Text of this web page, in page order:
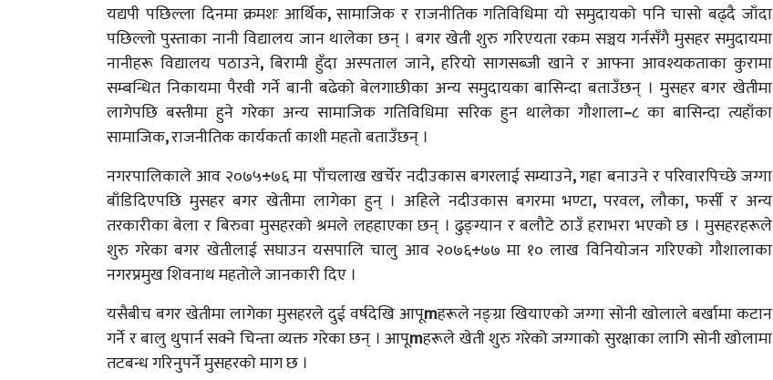
यद्यपी पछिल्ला दिनमा क्रमशः आर्थिक, सामाजिक र राजनीतिक गतिविधिमा यो समुदायको पनि चासो बढ्दै जाँदा
पछिल्लो पुस्ताका नानी विद्यालय जान थालेका छन् । बगर खेती शुरु गरिएयता रकम सञ्चय गर्नसँगै मुसहर समुदायमा
नानीहरू विद्यालय पठाउने,बिरामी हुँदा अस्पताल जाने, हरियो सागसब्जी खाने र आफ्ना आवश्यकताका कुरामा
सम्बन्धित निकायमा पैरवी गर्ने बानी बढेको बेलगाछीका अन्य समुदायका बासिन्दा बताउँछन् । मुसहर बगर खेतीमा
लागेपछि बस्तीमा हुने गरेका अन्य सामाजिक गतिविधिमा सरिक हुन थालेका गौशाला–८ का बासिन्दा त्यहाँका
सामाजिक,राजनीतिक कार्यकर्ता काशी महतो बताउँछन् ।
नगरपालिकाले आव २०७५÷७६ मा पाँचलाख खर्चेर नदीउकास बगरलाई सम्याउने,गह्रा बनाउने र परिवारपिच्छे जग्गा
बाँडिदिएपछि मुसहर बगर खेतीमा लागेका हुन् । अहिले नदीउकास बगरमा भण्टा,परवल, लौका, फर्सी र अन्य
तरकारीका बेला र बिरुवा मुसहरको श्रमले लहहाएका छन् । ढुङ्ग्यान र बलौटे ठाउँ हराभरा भएको छ । मुसहरहरूले
शुरु गरेका बगर खेतीलाई सघाउन यसपालि चालु आव २०७६÷७७ मा १० लाख विनियोजन गरिएको गौशालाका
नगरप्रमुख शिवनाथ महतोले जानकारी दिए ।
यसैबीच बगर खेतीमा लागेका मुसहरले दुई वर्षदेखि आपूmहरूले नङ्ग्रा खियाएको जग्गा सोनी खोलाले बर्खामा कटान
गर्ने र बालु थुपार्न सक्ने चिन्ता व्यक्त गरेका छन् । आपूmहरूले खेती शुरु गरेको जग्गाको सुरक्षाका लागि सोनी खोलामा
तटबन्ध गरिनुपर्ने मुसहरको माग छ ।